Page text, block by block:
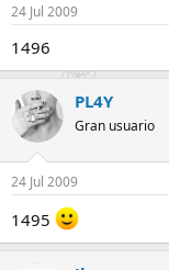
24 Jul 2009
1496
PL4Y
Gran usuario
24 Jul 2009
1495